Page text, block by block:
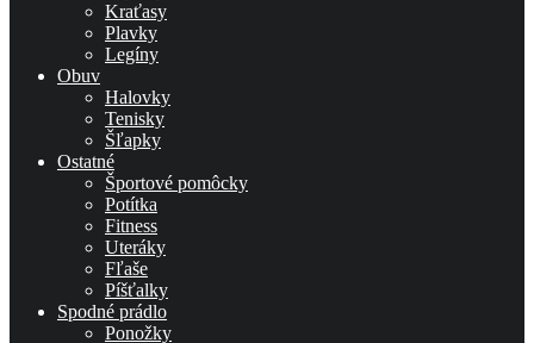
Kraťasy
Plavky
Legíny
Obuv
Halovky
Tenisky
Šľapky
Ostatné
Športové pomôcky
Potítka
Fitness
Uteráky
Fľaše
Píšťalky
Spodné prádlo
Ponožky